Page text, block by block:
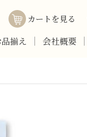
カートを見る
揃え 会社概要